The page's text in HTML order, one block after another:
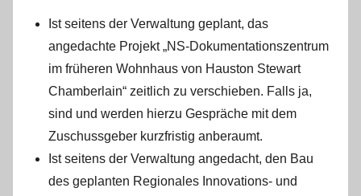
Ist seitens der Verwaltung geplant, das
angedachte Projekt „NS-Dokumentationszentrum
im früheren Wohnhaus von Hauston Stewart
Chamberlain“ zeitlich zu verschieben. Falls ja,
sind und werden hierzu Gespräche mit dem
Zuschussgeber kurzfristig anberaumt.
Ist seitens der Verwaltung angedacht, den Bau
des geplanten Regionales Innovations- und